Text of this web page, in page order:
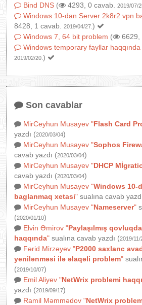
Bind DNS ( 4293, 0 cavab. 2019/07/
Windows 10-dan Server 2k8r2 vpn
8428, 1 cavab.
2019/04/27. )
Windows 7, 64 bit problem ( 6629,
Windows temporary fayllar haqqında
2019/02/20. )
Son cavablar
MirCeyhun Musayev "Flash Card
yazdı (2020/03/04)
MirCeyhun Musayev "Sophos
cavab yazdı (2020/03/04)
MirCeyhun Musayev "DHCP
cavab yazdı (2020/03/04)
MirCeyhun Musayev "Windows 10-
baglanmaq xetasi" sualına cavab
MirCeyhun Musayev "Nameserver"
(2020/01/10)
Elvin Əmirov "Paylaşılmış
haqqında" sualına cavab yazdı (2019/11/
Fərid Mirzəyev "P2000 saxlanc
yenilənməsi ilə əlaqəli problem"
(2019/10/07)
Emil Aliyev "NetWrix problemi
yazdı (2019/09/17)
Ramil Məmmədov "NetWrix